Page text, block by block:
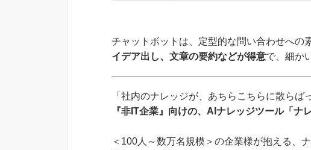
チャットボットは、定型的な問い合わせへの
イデア出し、文章の要約などが得意で、細か
「社内のナレッジが、あちらこちらに散らば
『非IT企業』向けの、AIナレッジツール「ナ
＜100人～数万名規模＞の企業様が抱える、